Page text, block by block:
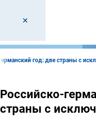
год: две страны с
Российско-
страны с